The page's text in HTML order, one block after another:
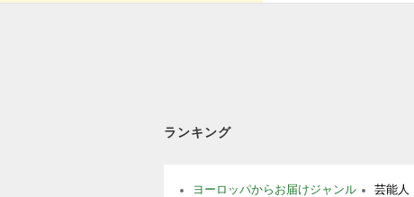
ランキング
ヨーロッパからお届けジャンル 芸能人